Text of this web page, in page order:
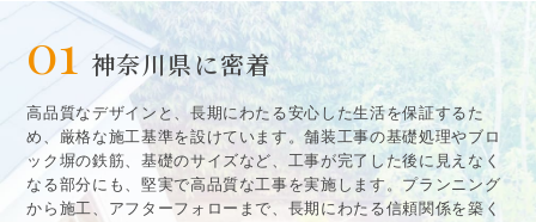
01 神奈川県に密着
高品質なデザインと、長期にわたる安心した生活を保証するた
め、厳格な施工基準を設けています。舗装工事の基礎処理やブロ
ック塀の鉄筋、基礎のサイズなど、工事が完了した後に見えなく
なる部分にも、堅実で高品質な工事を実施します。プランニング
から施工、アフターフォローまで、長期にわたる信頼関係を築く